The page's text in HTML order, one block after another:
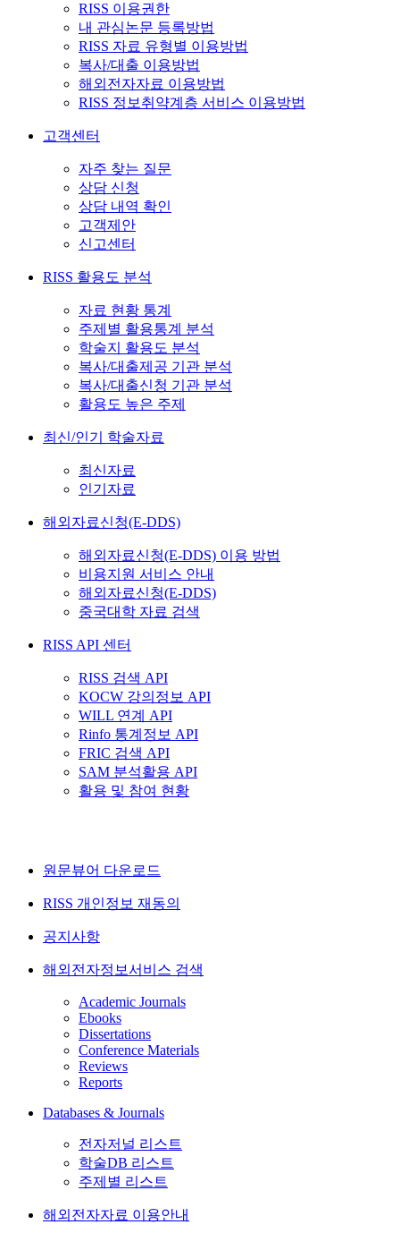
RISS 이용권한
내 관심논문 등록방법
RISS 자료 유형별 이용방법
복사/대출 이용방법
해외전자자료 이용방법
RISS 정보취약계층 서비스 이용방법
고객센터
자주 찾는 질문
상담 신청
상담 내역 확인
고객제안
신고센터
RISS 활용도 분석
자료 현황 통계
주제별 활용통계 분석
학술지 활용도 분석
복사/대출제공 기관 분석
복사/대출신청 기관 분석
활용도 높은 주제
최신/인기 학술자료
최신자료
인기자료
해외자료신청(E-DDS)
해외자료신청(E-DDS) 이용 방법
비용지원 서비스 안내
해외자료신청(E-DDS)
중국대학 자료 검색
RISS API 센터
RISS 검색 API
KOCW 강의정보 API
WILL 연계 API
Rinfo 통계정보 API
FRIC 검색 API
SAM 분석활용 API
활용 및 참여 현황
원문뷰어 다운로드
RISS 개인정보 재동의
공지사항
해외전자정보서비스 검색
Academic Journals
Ebooks
Dissertations
Conference Materials
Reviews
Reports
Databases & Journals
전자저널 리스트
학술DB 리스트
주제별 리스트
해외전자자료 이용안내